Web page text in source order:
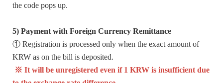
the code pops up.
5) Payment with Foreign Currency Remittance
① Registration is processed only when the exact amount of
KRW as on the bill is deposited.
※ It will be unregistered even if 1 KRW is insufficient due